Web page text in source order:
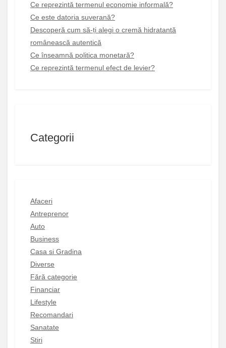
Ce reprezintă termenul economie informală?
Ce este datoria suverană?
Descoperă cum să-ți alegi o cremă hidratantă
românească autentică
Ce înseamnă politica monetară?
Ce reprezintă termenul efect de levier?
Categorii
Afaceri
Antreprenor
Auto
Business
Casa si Gradina
Diverse
Fără categorie
Financiar
Lifestyle
Recomandari
Sanatate
Stiri